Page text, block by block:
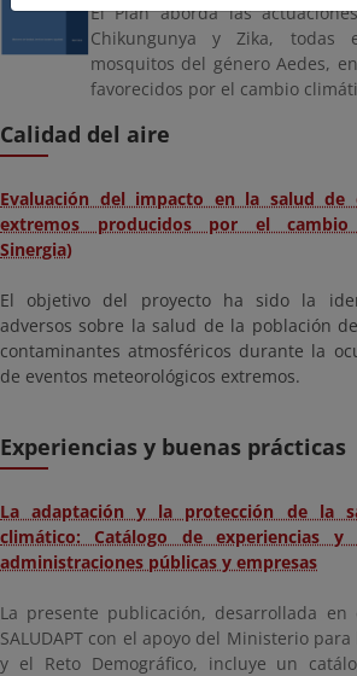
El Plan aborda las
Chikungunya y Zika, todas
mosquitos del género Aedes,
favorecidos por el cambio
Calidad del aire
Evaluación del impacto en la salud de
extremos producidos por el cambio
Sinergia)
El objetivo del proyecto ha sido la
adversos sobre la salud de la población
contaminantes atmosféricos durante la
de eventos meteorológicos extremos.
Experiencias y buenas prácticas
La adaptación y la protección de la
climático: Catálogo de experiencias y
administraciones públicas y empresas
La presente publicación, desarrollada en
SALUDAPT con el apoyo del Ministerio
y el Reto Demográfico, incluye un